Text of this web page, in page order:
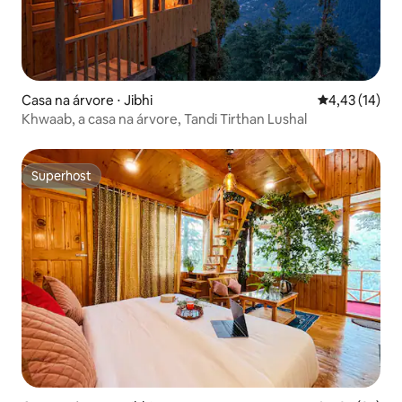
Casa na árvore ⋅ Jibhi 4,43 de uma
4,43 (14)
Khwaab, a casa na árvore, Tandi Tirthan Lushal
Superhost
Superhost